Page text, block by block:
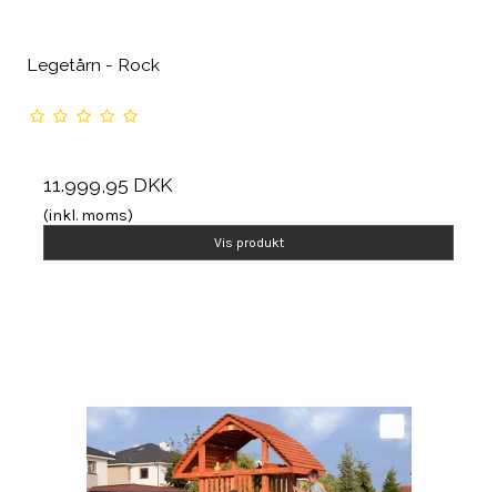
Legetårn - Rock
11.999,95 DKK
(inkl. moms)
Vis produkt